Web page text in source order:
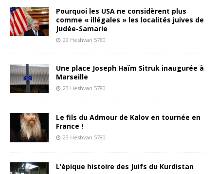
Pourquoi les USA ne considèrent plus
comme « illégales » les localités juives de
Judée-Samarie
29 Heshvan 5780
Une place Joseph Haïm Sitruk inaugurée à
Marseille
23 Heshvan 5780
Le fils du Admour de Kalov en tournée en
France !
23 Heshvan 5780
L’épique histoire des Juifs du Kurdistan